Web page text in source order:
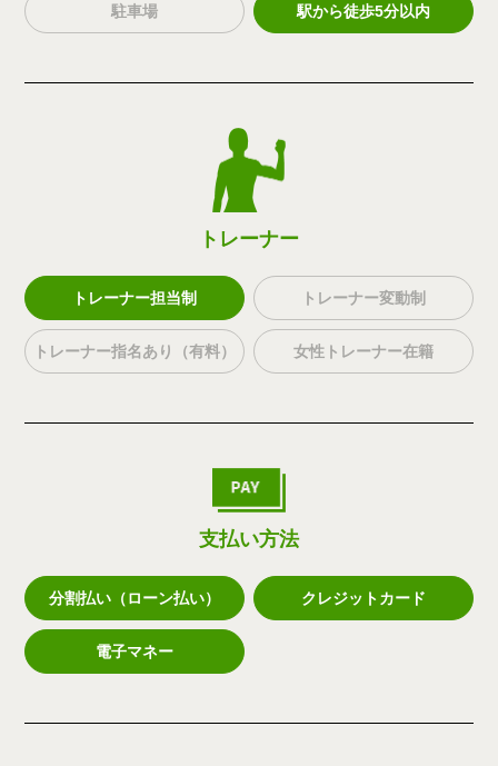
駐車場 駅から徒歩5分以内
トレーナー
トレーナー担当制 トレーナー変動制
トレーナー指名あり（有料） 女性トレーナー在籍
支払い方法
分割払い（ローン払い） クレジットカード
電子マネー